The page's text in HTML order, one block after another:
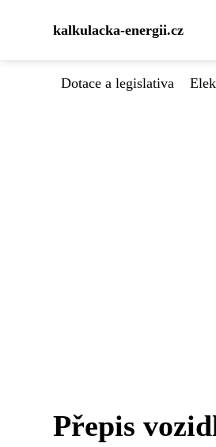
kalkulacka-energii.cz
Dotace a legislativa
Přepis